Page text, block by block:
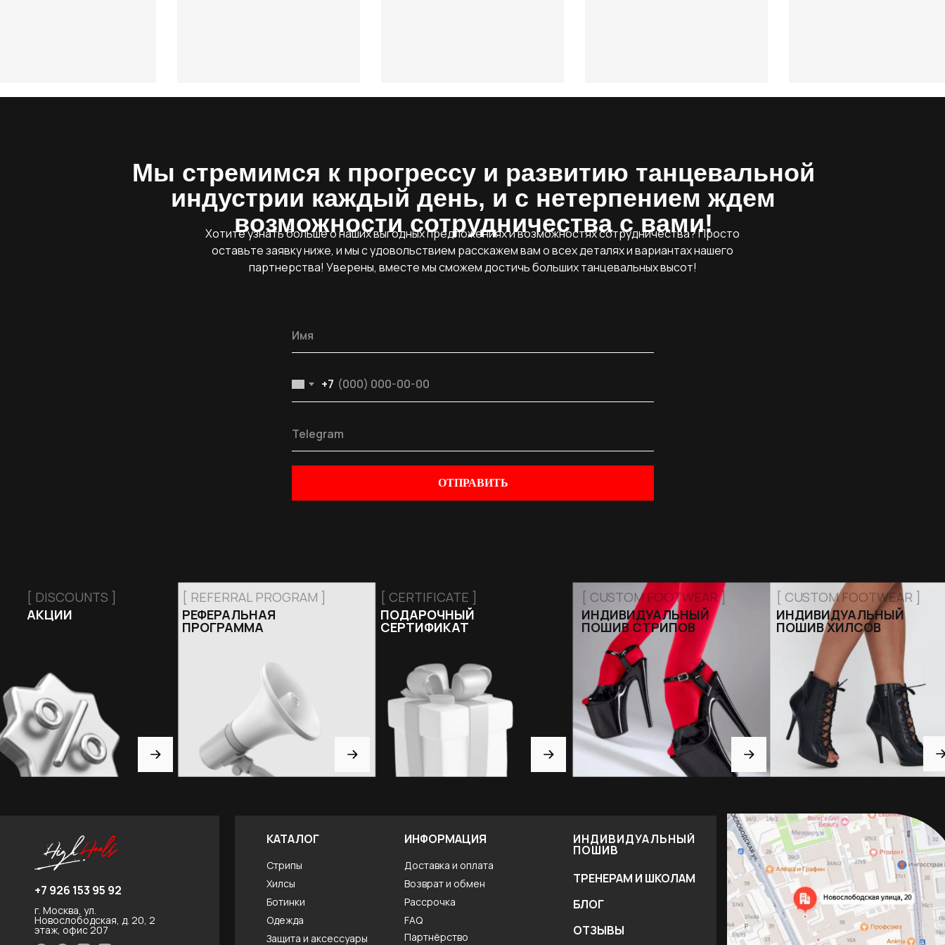
Мы стремимся к прогрессу и развитию танцевальной
индустрии каждый день, и с нетерпением ждем
возможности сотрудничества с вами!
Хотите узнать больше о наших выгодных предложениях и возможностях сотрудничества? Просто
оставьте заявку ниже, и мы с удовольствием расскажем вам о всех деталях и вариантах нашего
партнерства! Уверены, вместе мы сможем достичь больших танцевальных высот!
+7
ОТПРАВИТЬ
+7 926 153 95 92
г. Москва, ул.
Новослободская, д. 20, 2
этаж, офис 207
[ REFERRAL PROGRAM ]
РЕФЕРАЛЬНАЯ
ПРОГРАММА
[ CERTIFICATE ]
ПОДАРОЧНЫЙ
СЕРТИФИКАТ
[ CUSTOM FOOTWEAR ]
ИНДИВИДУАЛЬНЫЙ
ПОШИВ ХИЛСОВ
[ DISCOUNTS ]
АКЦИИ
[ CUSTOM FOOTWEAR ]
ИНДИВИДУАЛЬНЫЙ
ПОШИВ СТРИПОВ
КАТАЛОГ ИНФОРМАЦИЯ
ТРЕНЕРАМ И ШКОЛАМ
БЛОГ
ОТЗЫВЫ
Стрипы
Хилсы
Ботинки
Одежда
Защита и аксессуары
Доставка и оплата
Возврат и обмен
Рассрочка
FAQ
Партнёрство
ИНДИВИДУАЛЬНЫЙ
ПОШИВ